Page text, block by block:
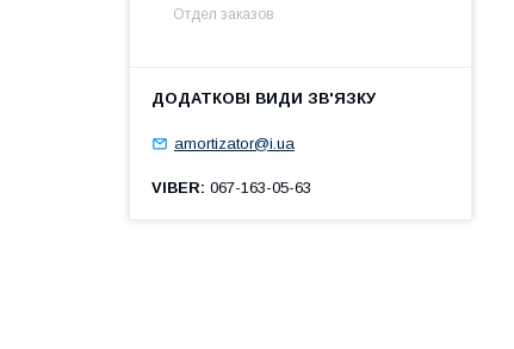
Отдел заказов
amortizator@i.ua
VIBER 067-163-05-63